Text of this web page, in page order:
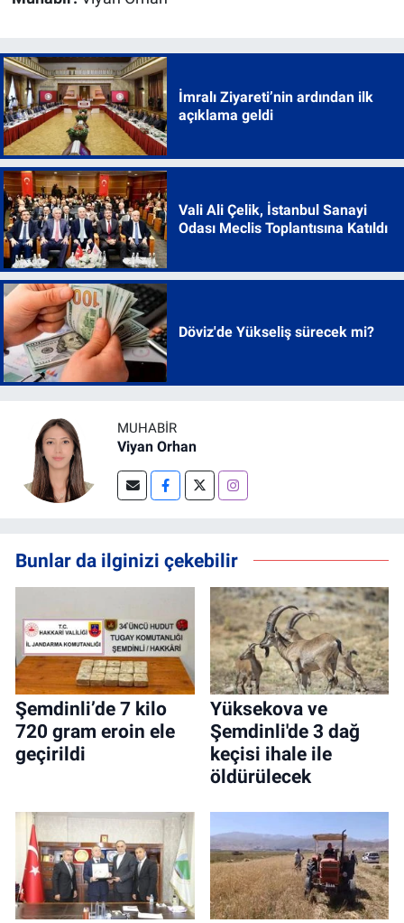
İmralı Ziyareti’nin ardından ilk
açıklama geldi
Vali Ali Çelik, İstanbul Sanayi
Odası Meclis Toplantısına Katıldı
Döviz'de Yükseliş sürecek mi?
MUHABIR
Viyan Orhan
Bunlar da ilginizi çekebilir
Şemdinli’de 7 kilo
720 gram eroin ele
geçirildi
Yüksekova ve
Şemdinli'de 3 dağ
keçisi ihale ile
öldürülecek